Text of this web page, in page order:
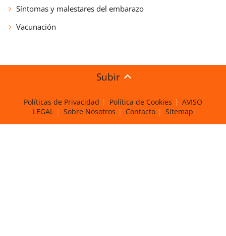
Síntomas y malestares del embarazo
Vacunación
Subir
Políticas de Privacidad Política de Cookies
AVISO
LEGAL
Sobre Nosotros Contacto Sitemap